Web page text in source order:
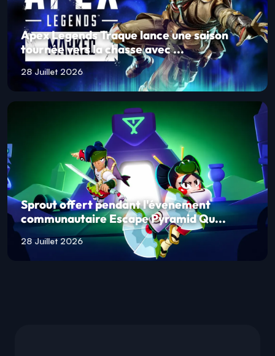
Apex Legends Traque lance une saison
tournée vers la chasse avec ...
28 Juillet 2026
Sprout offert pendant l'évenement
communautaire Escape Pyramid Qu...
28 Juillet 2026